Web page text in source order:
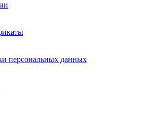
персональных данных